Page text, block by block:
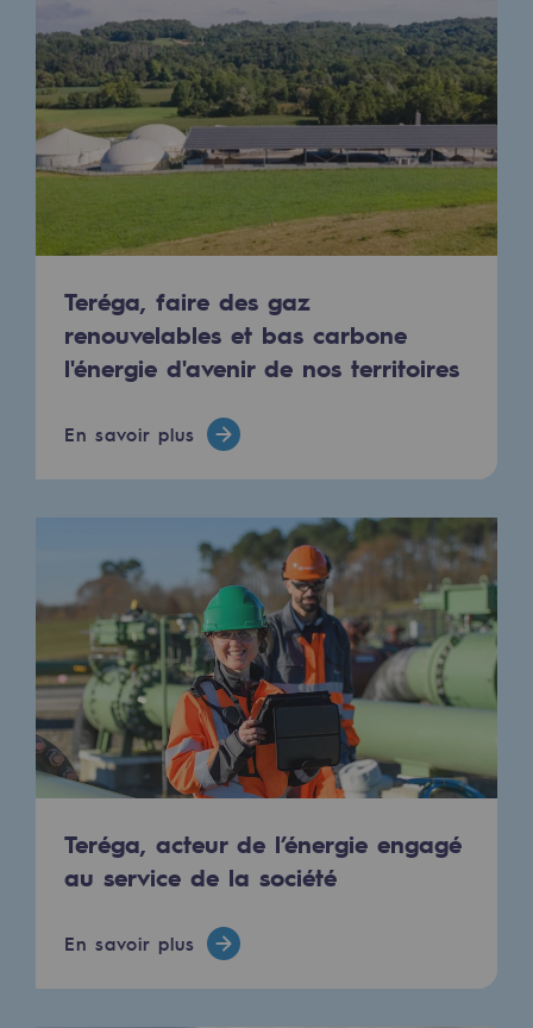
Notre vision
Gaz renouvelables et procédés durables
Gaz renouvelables et procédés
Pyrogazéification et gazéification
Méthanation
Nouveaux usages
Concertations CH4, H2 et CO2
Espace pédagogique
Espace pédagogique
2050 : un monde d’énergies
Objectif Hydrogène
CCUS Objectif Zéro CO2
Objectif Biométhane
Le Labo
Acteur engagé
Ambition RSE
Responsabilité environnementale
Teréga, faire des gaz
renouvelables et bas carbone
l'énergie d'avenir de nos territoires
En savoir plus
Teréga, acteur de l’énergie engagé
au service de la société
En savoir plus